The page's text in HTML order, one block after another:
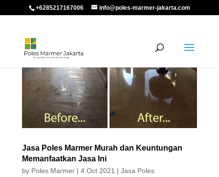
+6285217167006 info@poles-marmer-jakarta.com
Jasa Poles Marmer Murah dan Keuntungan
Memanfaatkan Jasa Ini
by Poles Marmer| 4 Oct 2021 | Jasa Poles